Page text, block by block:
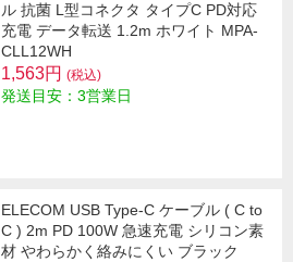
ル 抗菌 L型コネクタ タイプC PD対応
充電 データ転送 1.2m ホワイト MPA-
CLL12WH
1,563円 (税込)
発送目安：3営業日
ELECOM USB Type-C ケーブル ( C to
C ) 2m PD 100W 急速充電 シリコン素
材 やわらかく絡みにくい ブラック